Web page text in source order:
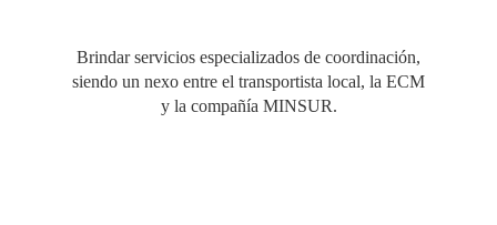
Brindar servicios especializados de coordinación,
siendo un nexo entre el transportista local, la ECM
y la compañía MINSUR.